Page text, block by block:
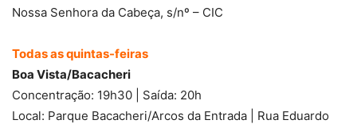
Nossa Senhora da Cabeça, s/nº – CIC
Todas as quintas-feiras
Boa Vista/Bacacheri
Concentração: 19h30 | Saída: 20h
Local: Parque Bacacheri/Arcos da Entrada | Rua Eduardo